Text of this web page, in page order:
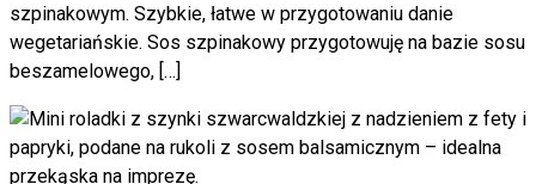
szpinakowym. Szybkie, łatwe w przygotowaniu danie
wegetariańskie. Sos szpinakowy przygotowuję na bazie sosu
beszamelowego, […]